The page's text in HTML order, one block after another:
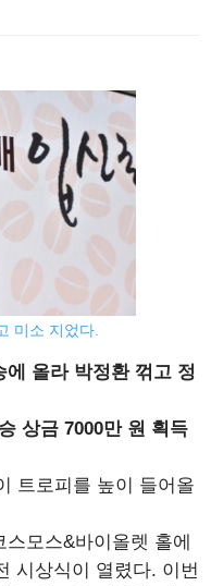
미소 지었다.
올라 박정환 꺾고 정
상금 7000만 원 획득
트로피를 높이 들어올
모스&바이올렛 홀에
시상식이 열렸다. 이번